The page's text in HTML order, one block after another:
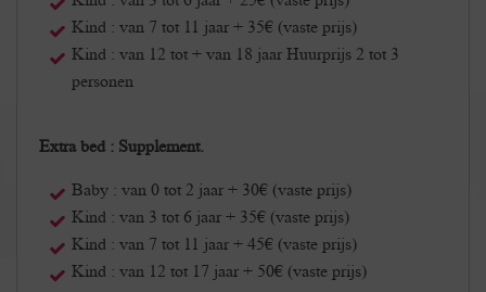
Kind : van 7 tot 11 jaar + 35€ (vaste prijs)
Kind : van 12 tot + van 18 jaar Huurprijs 2 tot 3
personen
Extra bed : Supplement.
Baby : van 0 tot 2 jaar + 30€ (vaste prijs)
Kind : van 3 tot 6 jaar + 35€ (vaste prijs)
Kind : van 7 tot 11 jaar + 45€ (vaste prijs)
Kind : van 12 tot 17 jaar + 50€ (vaste prijs)